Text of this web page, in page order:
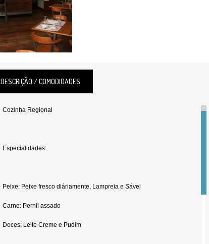
DESCRIÇÃO / COMODIDADES
Cozinha Regional
Especialidades:
Peixe: Peixe fresco diáriamente, Lampreia e Sável
Carne: Pernil assado
Doces: Leite Creme e Pudim